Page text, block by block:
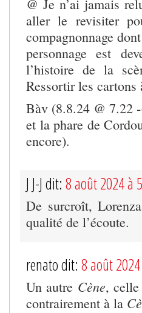
@ Je n’ai jamais
aller le revisiter
compagnonnage
personnage est
l’histoire de la
Ressortir les
Bàv (8.8.24 @ 7.22
et la phare de
encore).
J J-J dit: 8 août 2024 à
De surcroît,
qualité de l’écoute.
renato dit: 8 août
Un autre Cène,
contrairement à la